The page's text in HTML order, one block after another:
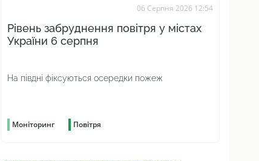
06 Серпня 2026 12:54
Рівень забруднення повітря у містах
України 6 серпня
На півдні фіксуються осередки пожеж
Моніторинг Повітря